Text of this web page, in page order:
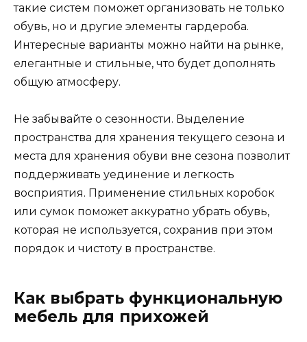
такие систем поможет организовать не только
обувь, но и другие элементы гардероба.
Интересные варианты можно найти на рынке,
елегантные и стильные, что будет дополнять
общую атмосферу.
Не забывайте о сезонности. Выделение
пространства для хранения текущего сезона и
места для хранения обуви вне сезона позволит
поддерживать уединение и легкость
восприятия. Применение стильных коробок
или сумок поможет аккуратно убрать обувь,
которая не используется, сохранив при этом
порядок и чистоту в пространстве.
Как выбрать функциональную
мебель для прихожей